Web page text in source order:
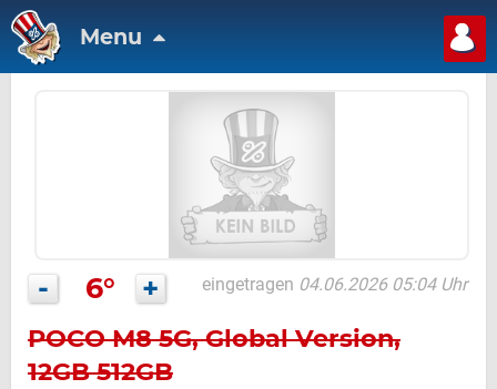
Menu
- 6° + eingetragen 04.06.2026 05:04 Uhr
POCO M8 5G, Global Version,
12GB 512GB